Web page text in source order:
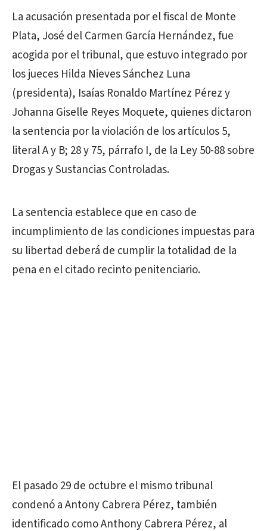
La acusación presentada por el fiscal de Monte
Plata, José del Carmen García Hernández, fue
acogida por el tribunal, que estuvo integrado por
los jueces Hilda Nieves Sánchez Luna
(presidenta), Isaías Ronaldo Martínez Pérez y
Johanna Giselle Reyes Moquete, quienes dictaron
la sentencia por la violación de los artículos 5,
literal A y B; 28 y 75, párrafo I, de la Ley 50-88 sobre
Drogas y Sustancias Controladas.
La sentencia establece que en caso de
incumplimiento de las condiciones impuestas para
su libertad deberá de cumplir la totalidad de la
pena en el citado recinto penitenciario.
El pasado 29 de octubre el mismo tribunal
condenó a Antony Cabrera Pérez, también
identificado como Anthony Cabrera Pérez, al